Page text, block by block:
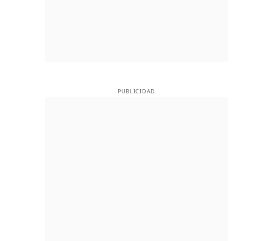
PUBLICIDAD